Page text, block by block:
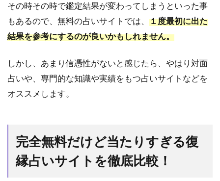
活
用
し
完
料
で
縁
で
き
る
その時その時で鑑定結果が変わってしまうといった事
もあるので、無料の占いサイトでは、 １度最初に出た
結果を参考にするのが良いかもしれません。
しかし、あまり信憑性がないと感じたら、やはり対面
占いや、専門的な知識や実績をもつ占いサイトなどを
オススメします。
完全無料だけど当たりすぎる復
縁占いサイトを徹底比較！